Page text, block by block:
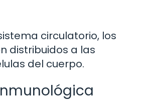
circulatorio, los
distribuidos a las
del cuerpo.